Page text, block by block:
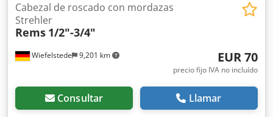
Wiefelstede 9,201 km
Cabezal de roscado con mordazas
Strehler
Rems 1/2"-3/4"
EUR 70
precio fijo IVA no incluído
Consultar Llamar